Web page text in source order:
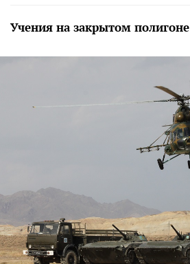
Учения на закрытом полигоне